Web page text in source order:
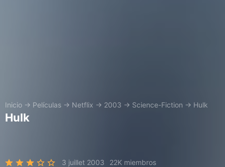
Inicio → Películas → Netflix → 2003 → Science-Fiction → Hulk
Hulk
3 juillet 2003 22K miembros